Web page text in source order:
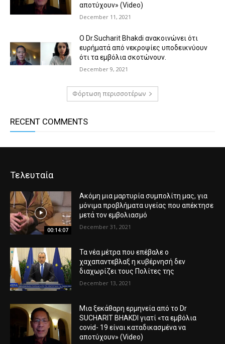
αποτύχουν» (Video)
December 11, 2021
Ο Dr.Sucharit Bhakdi ανακοινώνει ότι
ευρήματά από νεκροψίες υποδεικνύουν
ότι τα εμβόλια σκοτώνουν.
December 9, 2021
Φόρτωση περισσοτέρων
RECENT COMMENTS
Τελευταία
00:14:07
Ακόμη μια μαρτυρία συμπολίτη μας, για
μόνιμα προβλήματα υγείας που απέκτησε
μετά τον εμβολιασμό
December 31, 2021
Τα νέα μέτρα που επέβαλε ο
χαχαπαντεβλαξ η κυβέρνησή δεν
διαχωρίζει τους Πολίτες της
December 13, 2021
Μια ξεκάθαρη ερμηνεία από το Dr
SUCHARIT BHAKDI γιατί «τα εμβόλια
covid- 19 είναι καταδικασμένα να
αποτύχουν» (Video)